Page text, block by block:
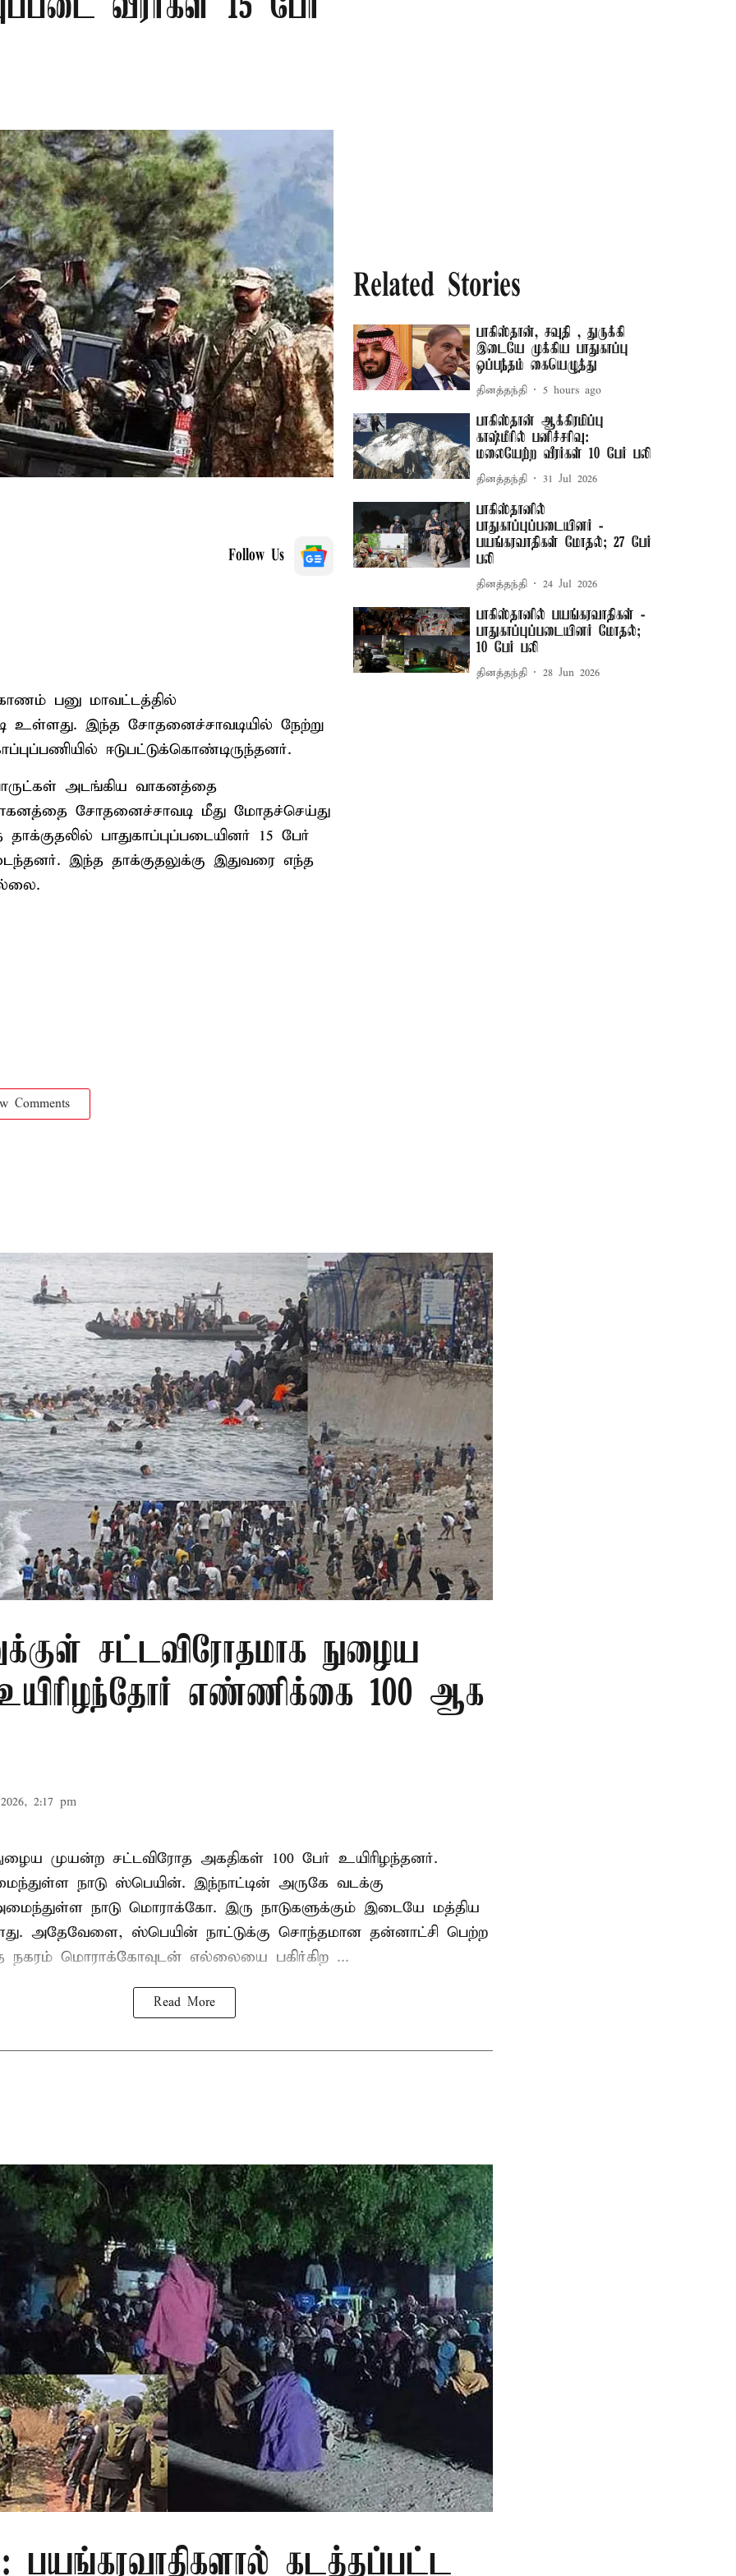
Follow Us
பனு மாவட்டத்தில்
உள்ளது. இந்த சோதனைச்சாவடியில் நேற்று
ஈடுபட்டுக்கொண்டிருந்தனர்.
அடங்கிய வாகனத்தை
சோதனைச்சாவடி மீது மோதச்செய்து
பாதுகாப்புப்படையினர் 15 பேர்
இந்த தாக்குதலுக்கு இதுவரை எந்த
Comments
Related Stories
பாகிஸ்தான், சவுதி , துருக்கி
இடையே முக்கிய பாதுகாப்பு
ஒப்பந்தம் கையெழுத்து
தினத்தந்தி 5 hours ago
பாகிஸ்தான் ஆக்கிரமிப்பு
காஷ்மீரில் பனிச்சரிவு:
மலையேற்ற வீரர்கள் 10 பேர் பலி
தினத்தந்தி 31 Jul 2026
பாகிஸ்தானில்
பாதுகாப்புப்படையினர் -
பயங்கரவாதிகள் மோதல்; 27 பேர்
பலி
தினத்தந்தி 24 Jul 2026
பாகிஸ்தானில் பயங்கரவாதிகள் -
பாதுகாப்புப்படையினர் மோதல்;
10 பேர் பலி
தினத்தந்தி 28 Jun 2026
சட்டவிரோதமாக நுழைய
எண்ணிக்கை 100 ஆக
2:17 pm
முயன்ற சட்டவிரோத அகதிகள் 100 பேர் உயிரிழந்தனர்.
நாடு ஸ்பெயின். இந்நாட்டின் அருகே வடக்கு
நாடு மொராக்கோ. இரு நாடுகளுக்கும் இடையே மத்திய
அதேவேளை, ஸ்பெயின் நாட்டுக்கு சொந்தமான தன்னாட்சி பெற்ற
நகரம் மொராக்கோவுடன் எல்லையை பகிர்கிற ...
Read More
பயங்கரவாதிகளால் கடத்தப்பட்ட